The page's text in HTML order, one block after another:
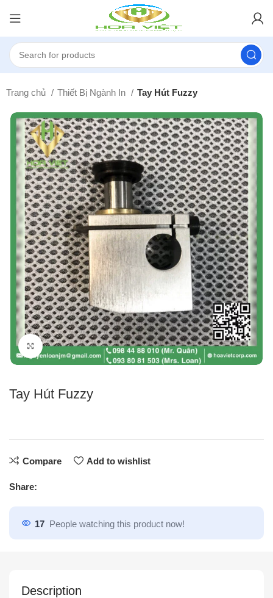
Trang chủ Thiết Bị Ngành In Tay Hút Fuzzy
Click to enlarge
Tay Hút Fuzzy
Compare Add to wishlist
Share:
17 People watching this product now!
Description